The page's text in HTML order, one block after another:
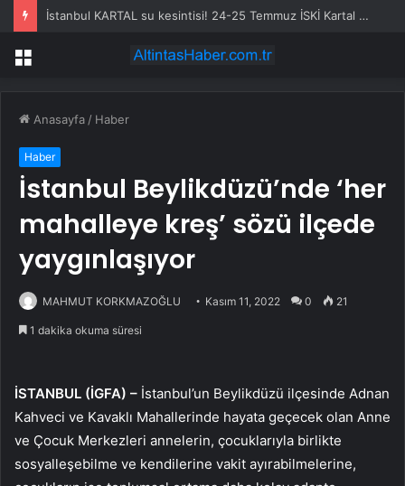
İstanbul KARTAL su kesintisi! 24-25 Temmuz İSKİ Kartal su kesintisi ne zaman bitecek, sular ne zaman gelecek?
Menü
Anasayfa / Haber
Haber
İstanbul Beylikdüzü’nde ‘her
mahalleye kreş’ sözü ilçede
yaygınlaşıyor
MAHMUT KORKMAZOĞLU Kasım 11, 2022 0 21
1 dakika okuma süresi
İSTANBUL (İGFA) – İstanbul’un Beylikdüzü ilçesinde Adnan
Kahveci ve Kavaklı Mahallerinde hayata geçecek olan Anne
ve Çocuk Merkezleri annelerin, çocuklarıyla birlikte
sosyalleşebilme ve kendilerine vakit ayırabilmelerine,